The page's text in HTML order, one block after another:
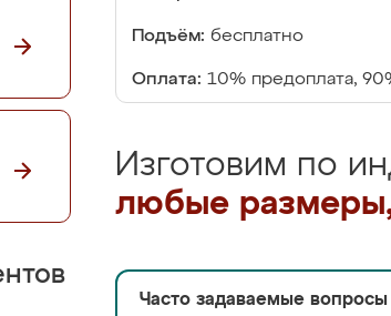
Подъём: бесплатно
Оплата: 10% предоплата,
Изготовим по
любые
Часто задаваемые вопросы